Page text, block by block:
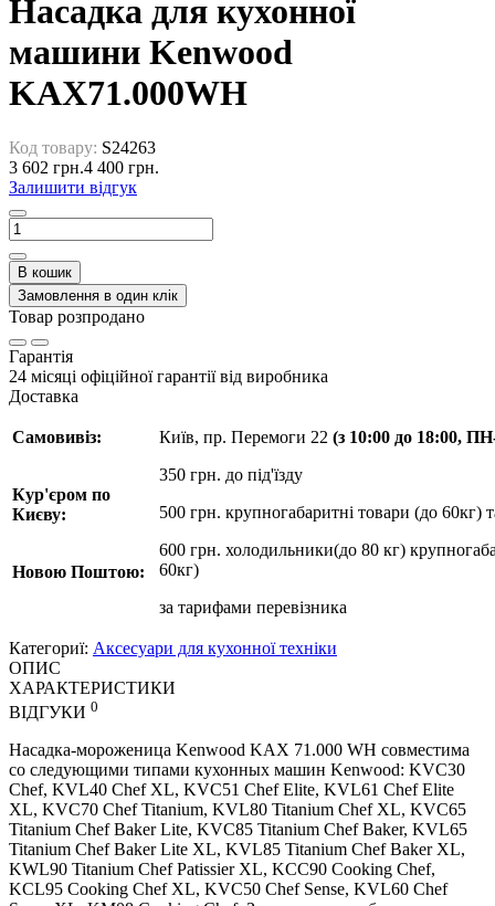
Насадка для кухонної
машини Kenwood
KAX71.000WH
Код товару: S24263
3 602 грн.4 400 грн.
Залишити відгук
В кошик
Замовлення в один клік
Товар розпродано
Гарантія
24 місяці офіційної гарантії від виробника
Доставка
Самовивіз:
Кур'єром по
Києву:
Новою Поштою:
Київ, пр. Перемоги 22 (з 10:00 до 18:00,
350 грн. до під'їзду
500 грн. крупногабаритні товари (до 60кг)
600 грн. холодильники(до 80 кг)
60кг)
за тарифами перевізника
Категориї: Аксесуари для кухонної техніки
ОПИС
ХАРАКТЕРИСТИКИ
ВІДГУКИ 0
Насадка-мороженица Kenwood KAX 71.000 WH совместима
со следующими типами кухонных машин Kenwood: KVC30
Chef, KVL40 Chef XL, KVC51 Chef Elite, KVL61 Chef Elite
XL, KVC70 Chef Titanium, KVL80 Titanium Chef XL, KVC65
Titanium Chef Baker Lite, KVC85 Titanium Chef Baker, KVL65
Titanium Chef Baker Lite XL, KVL85 Titanium Chef Baker XL,
KWL90 Titanium Chef Patissier XL, KCC90 Cooking Chef,
KCL95 Cooking Chef XL, KVC50 Chef Sense, KVL60 Chef